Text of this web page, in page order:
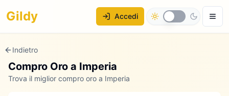
Gildy Accedi
Indietro
Compro Oro a Imperia
Trova il miglior compro oro a Imperia